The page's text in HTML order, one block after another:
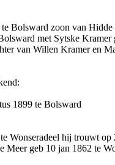
Bolsward zoon van
met Sytske Kramer
van Willen Kramer en
1899 te Bolsward
Wonseradeel hij trouwt
Meer geb 10 jan 1862 te